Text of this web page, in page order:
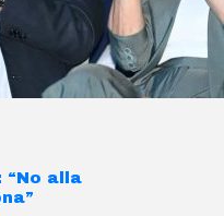
“No alla